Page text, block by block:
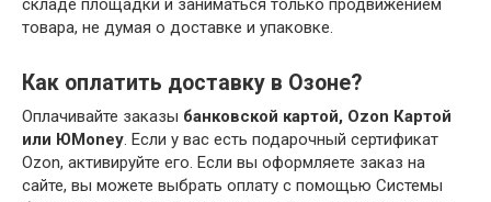
складе площадки и заниматься только продвижением
товара, не думая о доставке и упаковке.
Как оплатить доставку в Озоне?
Оплачивайте заказы банковской картой, Ozon Картой
или ЮMoney. Если у вас есть подарочный сертификат
Ozon, активируйте его. Если вы оформляете заказ на
сайте, вы можете выбрать оплату с помощью Системы